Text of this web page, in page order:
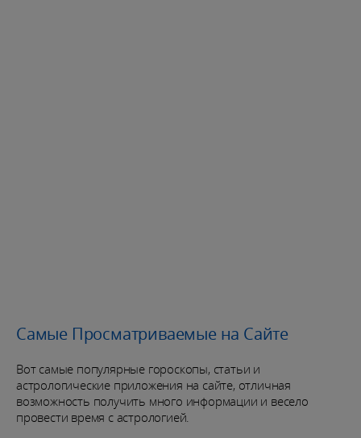
Самые Просматриваемые на Сайте
Вот самые популярные гороскопы, статьи и
астрологические приложения на сайте, отличная
возможность получить много информации и весело
провести время с астрологией.